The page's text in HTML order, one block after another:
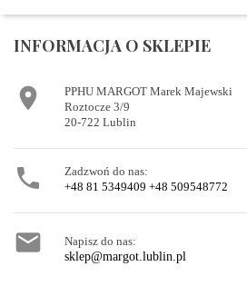
INFORMACJA O SKLEPIE

PPHU MARGOT Marek Majewski
Roztocze 3/9
20-722 Lublin

Zadzwoń do nas:
+48 81 5349409 +48 509548772

Napisz do nas:
sklep@margot.lublin.pl